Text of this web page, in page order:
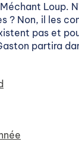
Loup.
? Non, il les
pas et
partira